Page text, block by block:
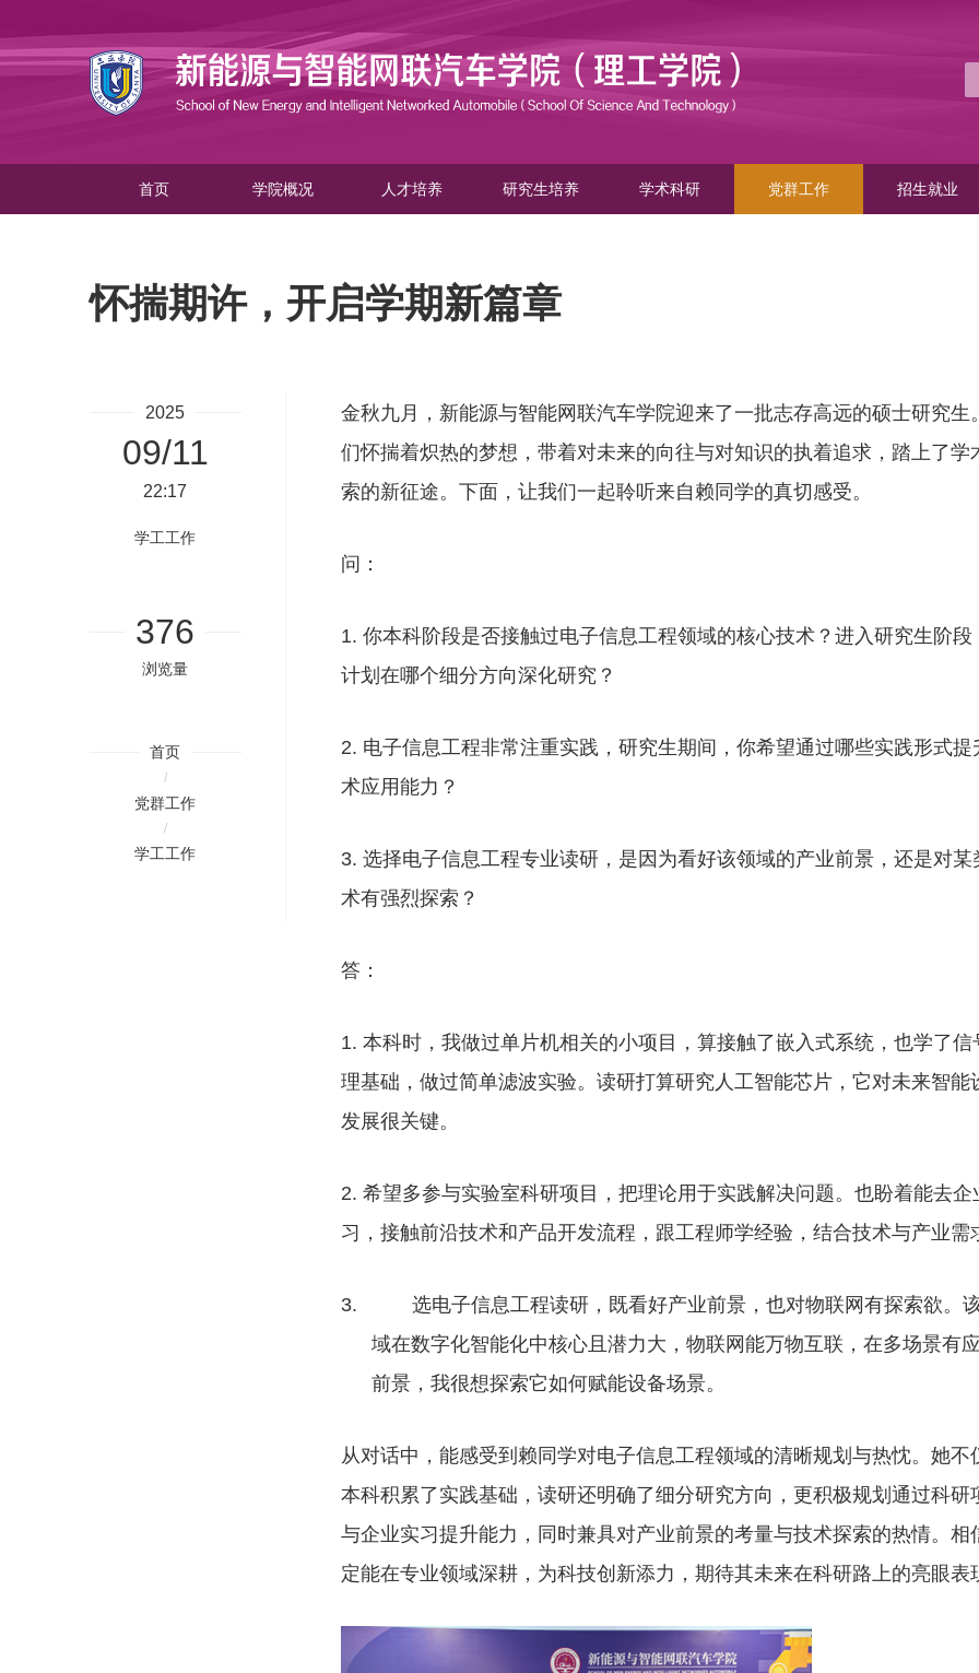
首页 学院概况 人才培养 研究生培养 学术科研 党群工作 招生就业
怀揣期许，开启学期新篇章
2025
09/11
22:17
学工工作
376
浏览量
首页
/
党群工作
/
学工工作
金秋九月，新能源与智能网联汽车学院迎来了一批志存高远的硕士研究生
们怀揣着炽热的梦想，带着对未来的向往与对知识的执着追求，踏上了学
索的新征途。下面，让我们一起聆听来自赖同学的真切感受。
问：
1. 你本科阶段是否接触过电子信息工程领域的核心技术？进入研究生阶段
计划在哪个细分方向深化研究？
2. 电子信息工程非常注重实践，研究生期间，你希望通过哪些实践形式提
术应用能力？
3. 选择电子信息工程专业读研，是因为看好该领域的产业前景，还是对某
术有强烈探索？
答：
1. 本科时，我做过单片机相关的小项目，算接触了嵌入式系统，也学了信
理基础，做过简单滤波实验。读研打算研究人工智能芯片，它对未来智能
发展很关键。
2. 希望多参与实验室科研项目，把理论用于实践解决问题。也盼着能去企
习，接触前沿技术和产品开发流程，跟工程师学经验，结合技术与产业需
3.
选电子信息工程读研，既看好产业前景，也对物联网有探索欲。
域在数字化智能化中核心且潜力大，物联网能万物互联，在多场景有
前景，我很想探索它如何赋能设备场景。
从对话中，能感受到赖同学对电子信息工程领域的清晰规划与热忱。她不
本科积累了实践基础，读研还明确了细分研究方向，更积极规划通过科研
与企业实习提升能力，同时兼具对产业前景的考量与技术探索的热情。相
定能在专业领域深耕，为科技创新添力，期待其未来在科研路上的亮眼表